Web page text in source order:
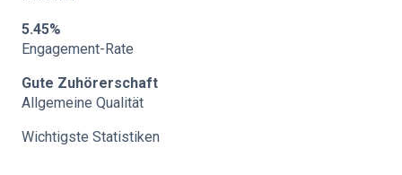
5.45%
Engagement-Rate
Gute Zuhörerschaft
Allgemeine Qualität
Wichtigste Statistiken